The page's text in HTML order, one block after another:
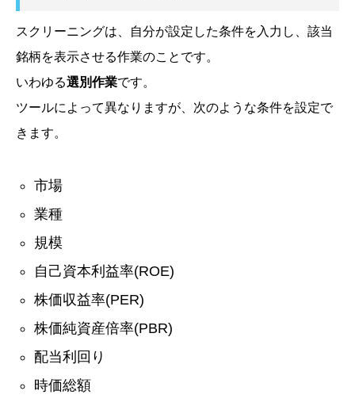
スクリーニングは、自分が設定した条件を入力し、該当
銘柄を表示させる作業のことです。
いわゆる選別作業です。
ツールによって異なりますが、次のような条件を設定で
きます。
市場
業種
規模
自己資本利益率(ROE)
株価収益率(PER)
株価純資産倍率(PBR)
配当利回り
時価総額